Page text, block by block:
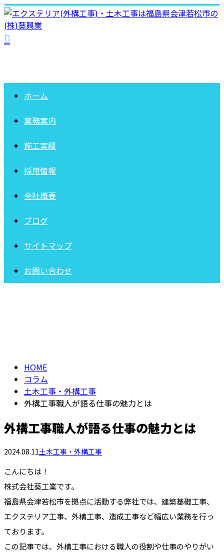
ホーム
業務案内
施工実績
採用情報
会社概要
ブログ
サイトマップ
お問い合わせ
HOME
コラム
土木工事・外構工事
外構工事職人が語る仕事の魅力とは
外構工事職人が語る仕事の魅力とは
2024.08.11土木工事・外構工事
こんにちは！
株式会社葵工業です。
福島県会津若松市を拠点に活動する弊社では、建築基礎工事、
エクステリア工事、外構工事、造成工事など幅広い業務を行っ
ております。
この記事では、外構工事における職人の役割や仕事のやりがい